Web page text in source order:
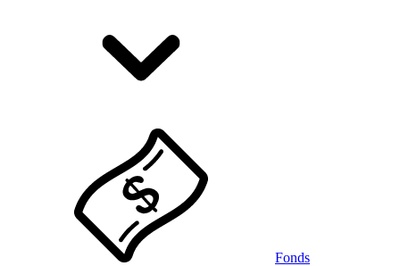
Fonds